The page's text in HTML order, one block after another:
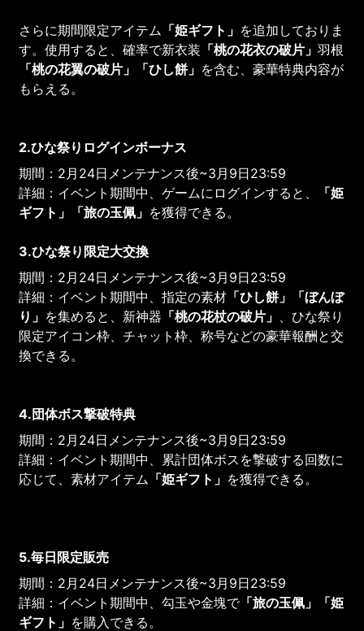
さらに期間限定アイテム 「姫ギフト」 を追加しておりま
す。使用すると、確率で新衣装 「桃の花衣の破片」羽根
「桃の花翼の破片」「ひし餅」 を含む、豪華特典内容が
もらえる。
2.ひな祭りログインボーナス
期間：2月24日メンテナンス後~3月9日23:59
詳細：イベント期間中、ゲームにログインすると、
「姫
ギフト」「旅の玉佩」 を獲得できる。
3.ひな祭り限定大交換
期間：2月24日メンテナンス後~3月9日23:59
詳細：イベント期間中、指定の素材 「ひし餅」「ぼんぼ
り」 を集めると、新神器 「桃の花杖の破片 」
、ひな祭り
限定アイコン枠、チャット枠、称号などの豪華報酬と交
換できる。
4.団体ボス撃破特典
期間：2月24日メンテナンス後~3月9日23:59
詳細：イベント期間中、累計団体ボスを撃破する回数に
応じて、素材アイテム 「姫ギフト」 を獲得できる。
5.毎日限定販売
期間：2月24日メンテナンス後~3月9日23:59
詳細：イベント期間中、勾玉や金塊で「旅の玉佩」「姫
ギフト」 を購入できる。